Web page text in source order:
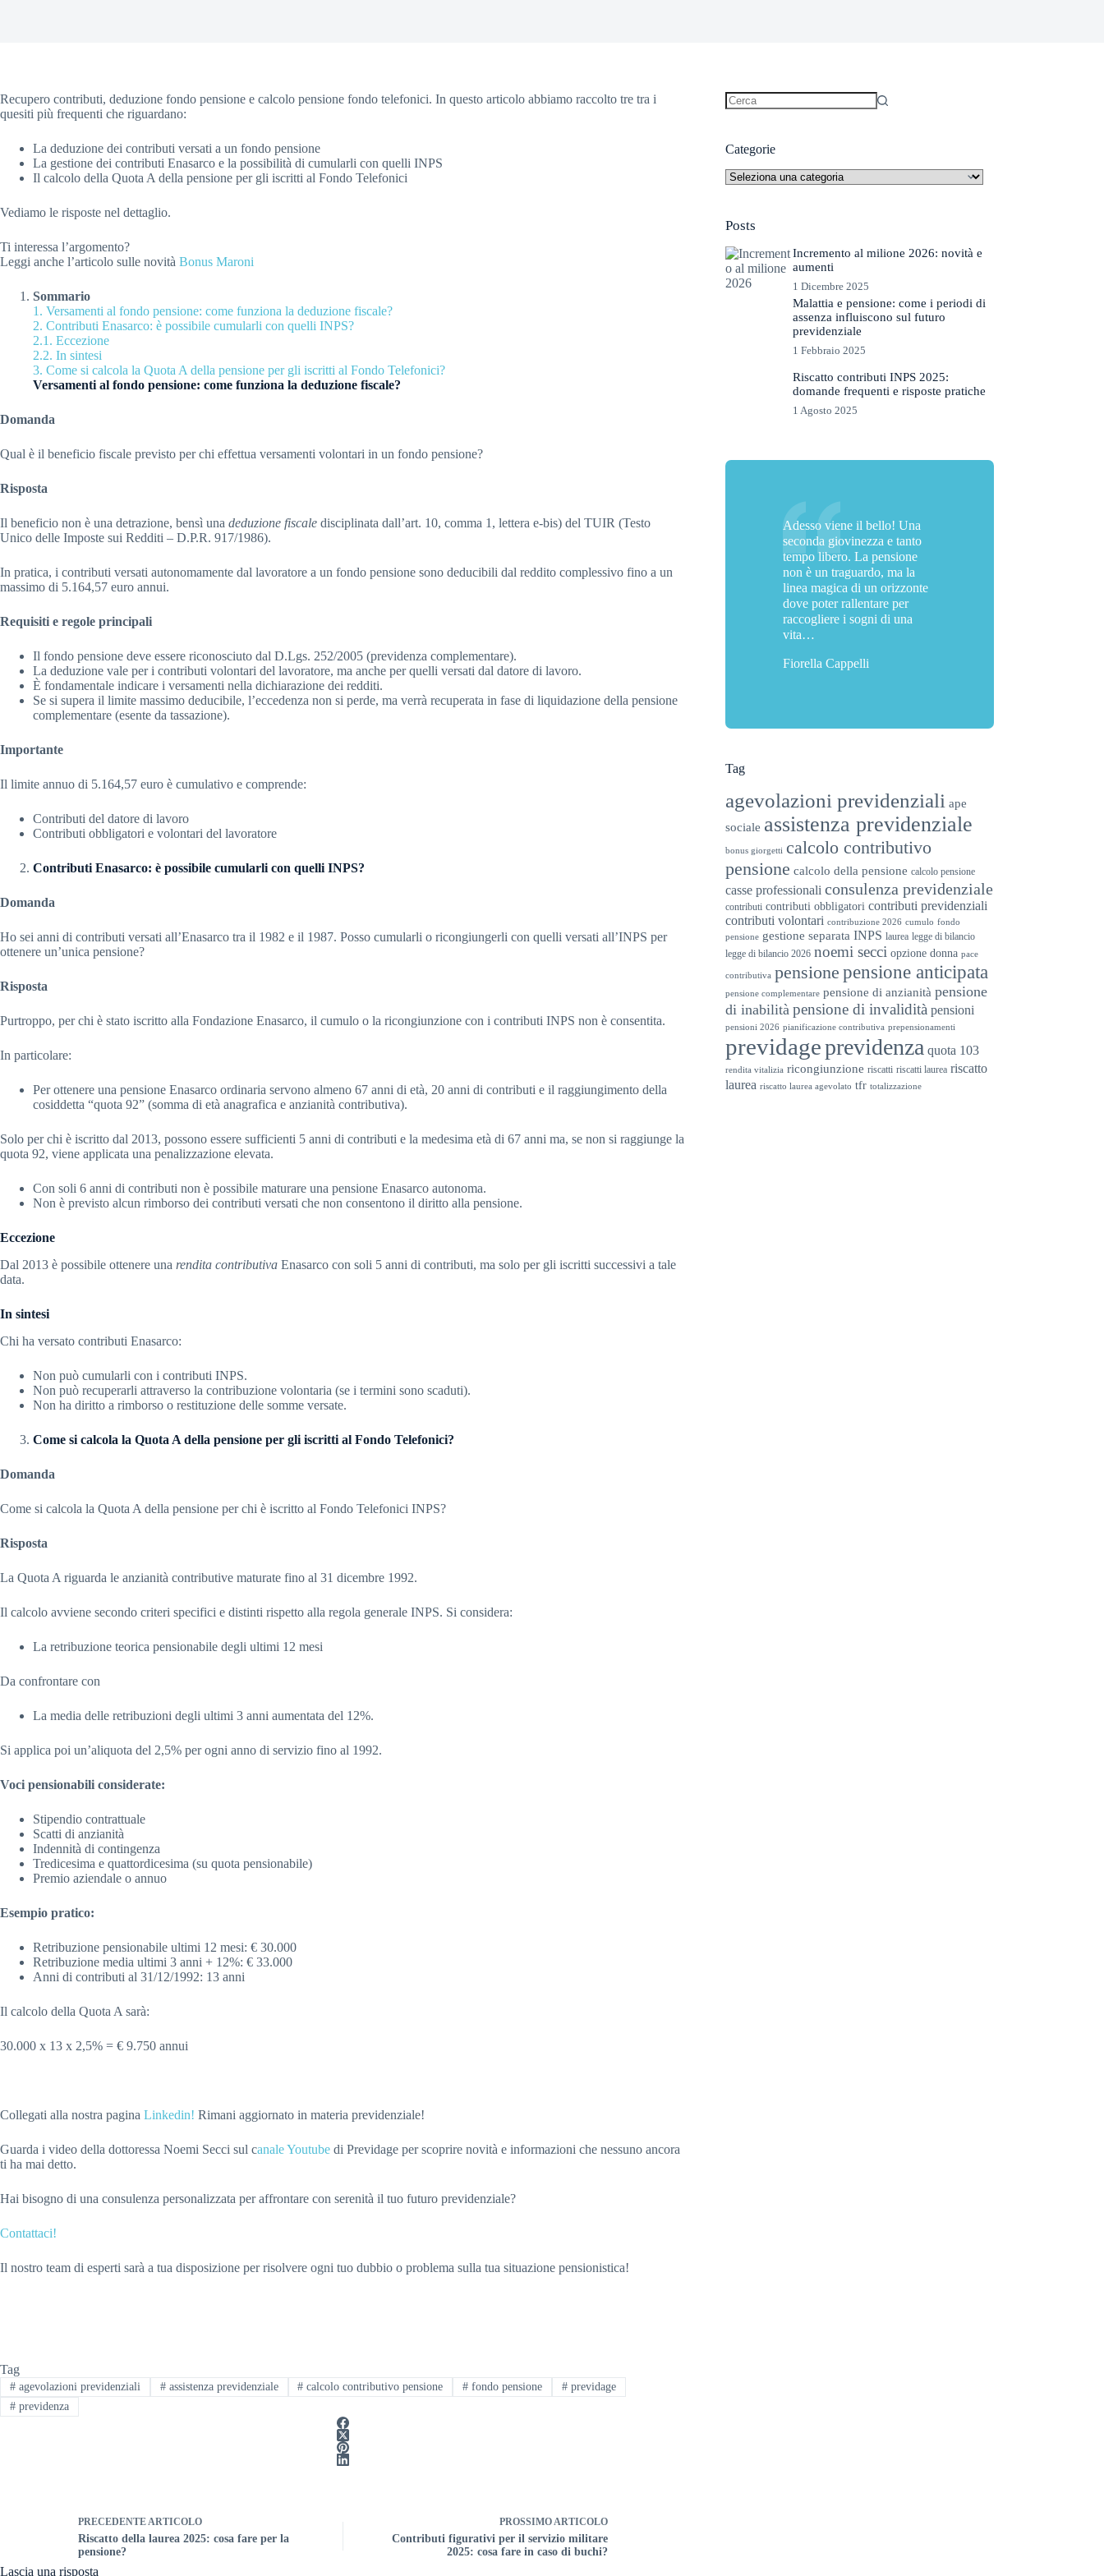
Recupero contributi, deduzione fondo pensione e calcolo pensione fondo telefonici. In questo articolo abbiamo raccolto tre tra i
quesiti più frequenti che riguardano:
La deduzione dei contributi versati a un fondo pensione
La gestione dei contributi Enasarco e la possibilità di cumularli con quelli INPS
Il calcolo della Quota A della pensione per gli iscritti al Fondo Telefonici
Vediamo le risposte nel dettaglio.
Ti interessa l’argomento?
Leggi anche l’articolo sulle novità Bonus Maroni
Sommario
1. Versamenti al fondo pensione: come funziona la deduzione fiscale?
2. Contributi Enasarco: è possibile cumularli con quelli INPS?
2.1. Eccezione
2.2. In sintesi
3. Come si calcola la Quota A della pensione per gli iscritti al Fondo Telefonici?
Versamenti al fondo pensione: come funziona la deduzione fiscale?
Domanda
Qual è il beneficio fiscale previsto per chi effettua versamenti volontari in un fondo pensione?
Risposta
Il beneficio non è una detrazione, bensì una deduzione fiscale disciplinata dall’art. 10, comma 1, lettera e-bis) del TUIR (Testo
Unico delle Imposte sui Redditi – D.P.R. 917/1986).
In pratica, i contributi versati autonomamente dal lavoratore a un fondo pensione sono deducibili dal reddito complessivo fino a un
massimo di 5.164,57 euro annui.
Requisiti e regole principali
Il fondo pensione deve essere riconosciuto dal D.Lgs. 252/2005 (previdenza complementare).
La deduzione vale per i contributi volontari del lavoratore, ma anche per quelli versati dal datore di lavoro.
È fondamentale indicare i versamenti nella dichiarazione dei redditi.
Se si supera il limite massimo deducibile, l’eccedenza non si perde, ma verrà recuperata in fase di liquidazione della pensione
complementare (esente da tassazione).
Importante
Il limite annuo di 5.164,57 euro è cumulativo e comprende:
Contributi del datore di lavoro
Contributi obbligatori e volontari del lavoratore
Contributi Enasarco: è possibile cumularli con quelli INPS?
Domanda
Ho sei anni di contributi versati all’Enasarco tra il 1982 e il 1987. Posso cumularli o ricongiungerli con quelli versati all’INPS per
ottenere un’unica pensione?
Risposta
Purtroppo, per chi è stato iscritto alla Fondazione Enasarco, il cumulo o la ricongiunzione con i contributi INPS non è consentita.
In particolare:
Per ottenere una pensione Enasarco ordinaria servono almeno 67 anni di età, 20 anni di contributi e il raggiungimento della
cosiddetta “quota 92” (somma di età anagrafica e anzianità contributiva).
Solo per chi è iscritto dal 2013, possono essere sufficienti 5 anni di contributi e la medesima età di 67 anni ma, se non si raggiunge la
quota 92, viene applicata una penalizzazione elevata.
Con soli 6 anni di contributi non è possibile maturare una pensione Enasarco autonoma.
Non è previsto alcun rimborso dei contributi versati che non consentono il diritto alla pensione.
Eccezione
Dal 2013 è possibile ottenere una rendita contributiva Enasarco con soli 5 anni di contributi, ma solo per gli iscritti successivi a tale
data.
In sintesi
Chi ha versato contributi Enasarco:
Non può cumularli con i contributi INPS.
Non può recuperarli attraverso la contribuzione volontaria (se i termini sono scaduti).
Non ha diritto a rimborso o restituzione delle somme versate.
Come si calcola la Quota A della pensione per gli iscritti al Fondo Telefonici?
Domanda
Come si calcola la Quota A della pensione per chi è iscritto al Fondo Telefonici INPS?
Risposta
La Quota A riguarda le anzianità contributive maturate fino al 31 dicembre 1992.
Il calcolo avviene secondo criteri specifici e distinti rispetto alla regola generale INPS. Si considera:
La retribuzione teorica pensionabile degli ultimi 12 mesi
Da confrontare con
La media delle retribuzioni degli ultimi 3 anni aumentata del 12%.
Si applica poi un’aliquota del 2,5% per ogni anno di servizio fino al 1992.
Voci pensionabili considerate:
Stipendio contrattuale
Scatti di anzianità
Indennità di contingenza
Tredicesima e quattordicesima (su quota pensionabile)
Premio aziendale o annuo
Esempio pratico:
Retribuzione pensionabile ultimi 12 mesi: € 30.000
Retribuzione media ultimi 3 anni + 12%: € 33.000
Anni di contributi al 31/12/1992: 13 anni
Il calcolo della Quota A sarà:
30.000 x 13 x 2,5% = € 9.750 annui
Collegati alla nostra pagina Linkedin! Rimani aggiornato in materia previdenziale!
Guarda i video della dottoressa Noemi Secci sul canale Youtube di Previdage per scoprire novità e informazioni che nessuno ancora
ti ha mai detto.
Hai bisogno di una consulenza personalizzata per affrontare con serenità il tuo futuro previdenziale?
Contattaci!
Il nostro team di esperti sarà a tua disposizione per risolvere ogni tuo dubbio o problema sulla tua situazione pensionistica!
Tag
#agevolazioni previdenziali #assistenza previdenziale # calcolo contributivo pensione # fondo pensione # previdage
#previdenza
PRECEDENTEARTICOLO
Riscatto della laurea 2025: cosa fare per la
pensione?
PROSSIMOARTICOLO
Contributi figurativi per il servizio militare
2025: cosa fare in caso di buchi?
Lascia una risposta
Categorie
Categorie
Posts
Incremento al milione 2026: novità e
aumenti
1 Dicembre 2025
Malattia e pensione: come i periodi di
assenza influiscono sul futuro
previdenziale
1 Febbraio 2025
Riscatto contributi INPS 2025:
domande frequenti e risposte pratiche
1 Agosto 2025
Adesso viene il bello! Una
seconda giovinezza e tanto
tempo libero. La pensione
non è un traguardo, ma la
linea magica di un orizzonte
dove poter rallentare per
raccogliere i sogni di una
vita…
Fiorella Cappelli
Tag
agevolazioni previdenziali ape
sociale assistenza previdenziale
bonus giorgetti calcolo contributivo
pensione calcolo della pensione calcolo pensione
casse professionali consulenza previdenziale
contributi contributi obbligatori contributi previdenziali
contributi volontari contribuzione 2026 cumulo fondo
pensione gestione separata INPS laurea legge di bilancio
legge di bilancio 2026 noemi secci opzione donna pace
contributiva pensione pensione anticipata
pensione complementare pensione di anzianità pensione
di inabilità pensione di invalidità pensioni
pensioni 2026 pianificazione contributiva prepensionamenti
previdageprevidenza quota 103
rendita vitalizia ricongiunzione riscatti riscatti laurea riscatto
laurea riscatto laurea agevolato tfr totalizzazione